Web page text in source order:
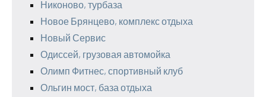
Никоново, турбаза
Новое Брянцево, комплекс отдыха
Новый Сервис
Одиссей, грузовая автомойка
Олимп Фитнес, спортивный клуб
Ольгин мост, база отдыха